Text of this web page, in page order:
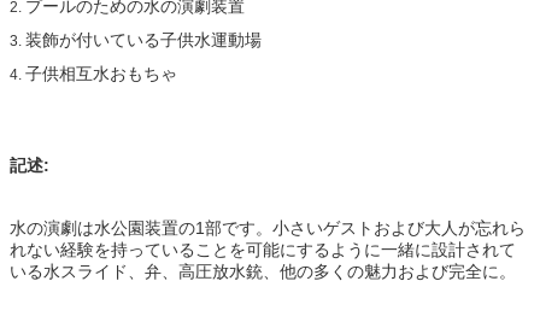
2. プールのための水の演劇装置
3. 装飾が付いている子供水運動場
4. 子供相互水おもちゃ
記述:
水の演劇は水公園装置の1部です。小さいゲストおよび大人が忘れら
れない経験を持っていることを可能にするように一緒に設計されて
いる水スライド、弁、高圧放水銃、他の多くの魅力および完全に。